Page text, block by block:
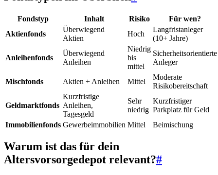
Fondstyp Inhalt Risiko
Für wen?
Aktienfonds
Überwiegend
Aktien
Hoch
Langfristanleger
(10+ Jahre)
Anleihenfonds
Überwiegend
Anleihen
Niedrig
bis
mittel
Sicherheitsorientierte
Anleger
Mischfonds Aktien + Anleihen Mittel
Moderate
Risikobereitschaft
Geldmarktfonds
Kurzfristige
Anleihen,
Tagesgeld
Sehr
niedrig
Kurzfristiger
Parkplatz für Geld
Immobilienfonds Gewerbeimmobilien Mittel Beimischung
Warum ist das für dein
Altersvorsorgedepot relevant?#